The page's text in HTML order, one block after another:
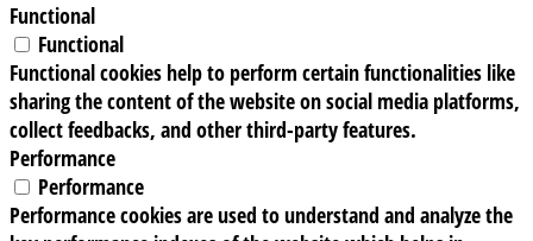
Functional
Functional
Functional cookies help to perform certain functionalities like
sharing the content of the website on social media platforms,
collect feedbacks, and other third-party features.
Performance
Performance
Performance cookies are used to understand and analyze the